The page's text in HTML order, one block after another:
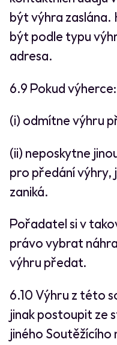
být výhra zaslána.
být podle typu
adresa.
6.9 Pokud výherce:
(i) odmítne výhru
(ii) neposkytne
pro předání výhry,
zaniká.
Pořadatel si v
právo vybrat
výhru předat.
6.10 Výhru z této
jinak postoupit ze
jiného